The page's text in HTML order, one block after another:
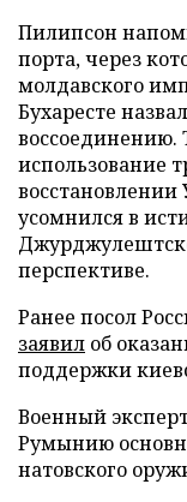
Пилипсон
порта, через
молдавского
Бухаресте
воссоединению.
использование
усомнился в
перспективе.
Ранее посол
заявил об
поддержки
Военный
Румынию
натовского